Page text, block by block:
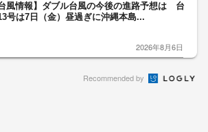
台風情報】ダブル台風の今後の進路予想は 台
号は7日（金）昼過ぎに沖縄本島...
2026年8月6日
Recommended by